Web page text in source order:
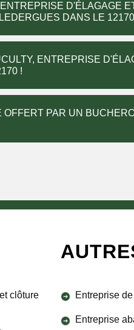
D'ÉLAGAGE
DANS LE
ENTREPRISE
!
PAR UN
clôture
Entreprise
Entreprise